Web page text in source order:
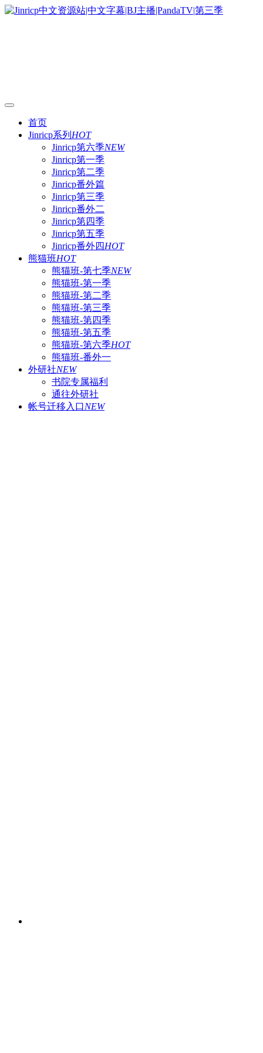
首页
Jinricp系列 HOT
Jinricp第六季NEW
Jinricp第一季
Jinricp第二季
Jinricp番外篇
Jinricp第三季
Jinricp番外二
Jinricp第四季
Jinricp第五季
Jinricp番外四HOT
熊猫班HOT
熊猫班-第七季NEW
熊猫班-第一季
熊猫班-第二季
熊猫班-第三季
熊猫班-第四季
熊猫班-第五季
熊猫班-第六季HOT
熊猫班-番外一
外研社NEW
书院专属福利
通往外研社
帐号迁移入口NEW